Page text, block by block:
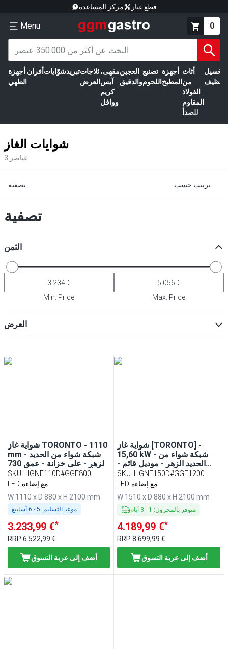
مركز المساعدة قطع غيار
Menu 0
أجهزة
الطهي
أفران شوّاياتتبريدثلاجات
العرض
مقهى،
آيس
كريم
ووافل
العجين
والدقيق
تصنيع
اللحوم
أجهزة
المطبخ
أثاث
من
الفولاذ
المقاوم
للصدأ
الغسيل
شوايات الغاز
3 عناصر
تصفية ترتيب حسب
تصفية
الثمن
Min. Price Max. Price
العرض
شواية غاز TORONTO - 1110
mm - شبكة شواء من الحديد
الزهر - على خزانة - عمق 730
- أسود - واجهة خشبية - لوح
عمل من الجرانيت الأسود -
زجاج واقٍ حراري - احترافية
SKU: HGNE110D#GGE800
LED-مع إضاءة
W 1110 x D 880 x H 2100 mm
موعد التسليم:
3.233,99 €*
RRP 6.522,99 €
أضف إلى عربة التسوق
شواية غاز [TORONTO] -
15,60 kW - شبكة شواء من
الحديد الزهر - موديل قائم -
عمق 730 - واجهة خشبية - لوح
عمل من الجرانيت الأسود -
زجاج واقٍ حراري - تجارية
SKU: HGNE150D#GGE1200
LED-مع إضاءة
W 1510 x D 880 x H 2100 mm
متوفر بالمخزون:
1
-
3 أيام
4.189,99 €*
RRP8.699,99 €
أضف إلى عربة التسوق